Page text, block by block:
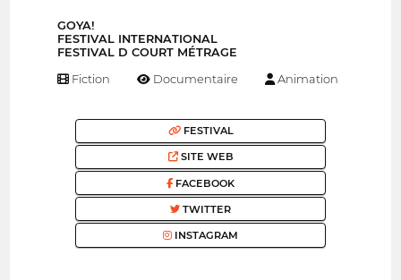
GOYA!
FESTIVAL INTERNATIONAL
FESTIVAL D COURT MÉTRAGE
Fiction Documentaire Animation
FESTIVAL
SITE WEB
FACEBOOK
TWITTER
INSTAGRAM